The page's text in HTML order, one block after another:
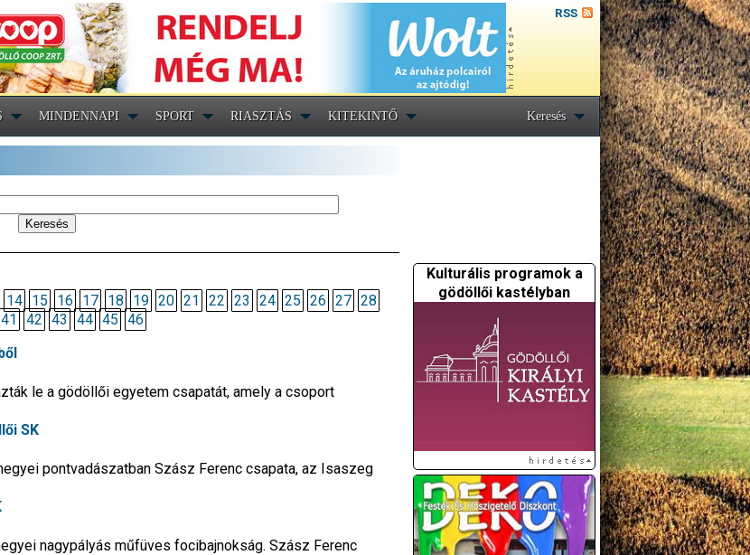
RSS
MINDENNAPI SPORT RIASZTÁS KITEKINTŐ Keresés
14 15 16 17 18 19 20 21 22 23 24 25 26 27 28
41 42 43 44 45 46
le a gödöllői egyetem csapatát, amely a csoport
SK
pontvadászatban Szász Ferenc csapata, az Isaszeg
nagypályás műfüves focibajnokság. Szász Ferenc
Kulturális programok a
gödöllői kastélyban